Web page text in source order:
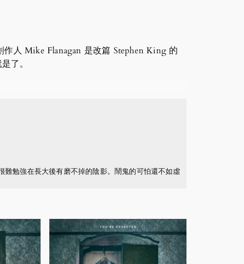
作人 Mike Flanagan 是改篇 Stephen King 的
了。
勉強在長大後有磨不掉的陰影。鬧鬼的可怕還不如虛